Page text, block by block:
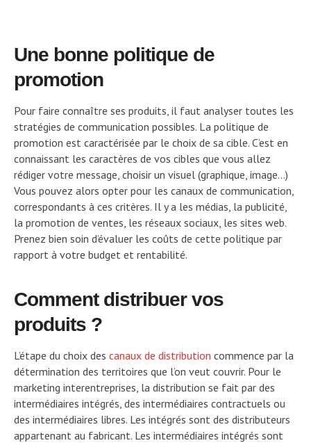
Une bonne politique de
promotion
Pour faire connaître ses produits, il faut analyser toutes les
stratégies de communication possibles. La politique de
promotion est caractérisée par le choix de sa cible. C’est en
connaissant les caractères de vos cibles que vous allez
rédiger votre message, choisir un visuel (graphique, image…)
Vous pouvez alors opter pour les canaux de communication,
correspondants à ces critères. Il y a les médias, la publicité,
la promotion de ventes, les réseaux sociaux, les sites web.
Prenez bien soin d’évaluer les coûts de cette politique par
rapport à votre budget et rentabilité.
Comment distribuer vos
produits ?
L’étape du choix des canaux de distribution commence par la
détermination des territoires que l’on veut couvrir. Pour le
marketing interentreprises, la distribution se fait par des
intermédiaires intégrés, des intermédiaires contractuels ou
des intermédiaires libres. Les intégrés sont des distributeurs
appartenant au fabricant. Les intermédiaires intégrés sont